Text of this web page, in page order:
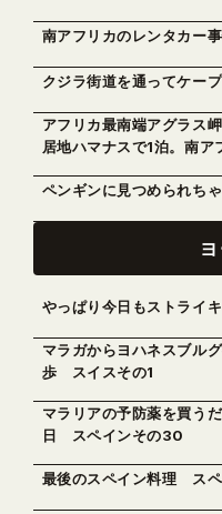
南アフリカのレンタカー
クジラ街道を通ってケー
アフリカ最南端アグラス
居地ハマナスで1泊。南ア
ペンギンに見つめられち
やっぱり今日もストライ
マラガからヨハネスブル
歩 スイスその1
マラリアの予防薬を買う
日 スペインその30
最後のスペイン料理 ス